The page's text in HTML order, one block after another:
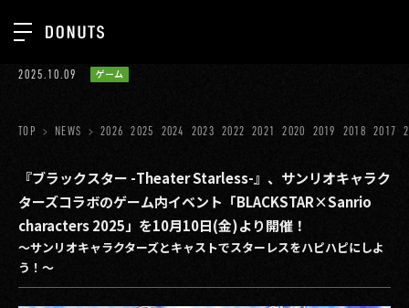
ジョブカン
ゲーム
ミクチャ
医療(CLIUS)
出版メディア
TOP
ABOUT
SERVICES
GROUP
RECRUIT
CONTACT
2025.10.09 ゲーム
TOP NEWS 2026 2025 2024 2023 2022 2021 2020 2019 2018 2017
『ブラックスター -Theater Starless-』、サンリオキャラク
ターズコラボのゲーム内イベント「BLACKSTAR×Sanrio
characters 2025」を10月10日(金)より開催！
～サンリオキャラクターズとキャストでスターレスをハピハピにしよ
う！～